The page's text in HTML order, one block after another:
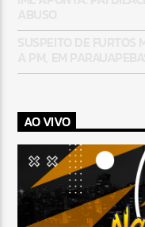
AO VIVO